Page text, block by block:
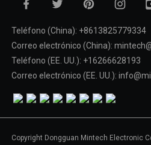
Teléfono (China): +8613825779334
Correo electrónico (China):
Teléfono (EE. UU.): +16266628193
Correo electrónico (EE. UU.):
Copyright Dongguan Mintech Electronic